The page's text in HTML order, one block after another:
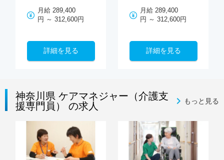
月給 289,400
円 ～ 312,600円
詳細を見る
月給 289,400
円 ～ 312,600円
詳細を見る
神奈川県 ケアマネジャー（介護支
援専門員） の求人
もっと見る